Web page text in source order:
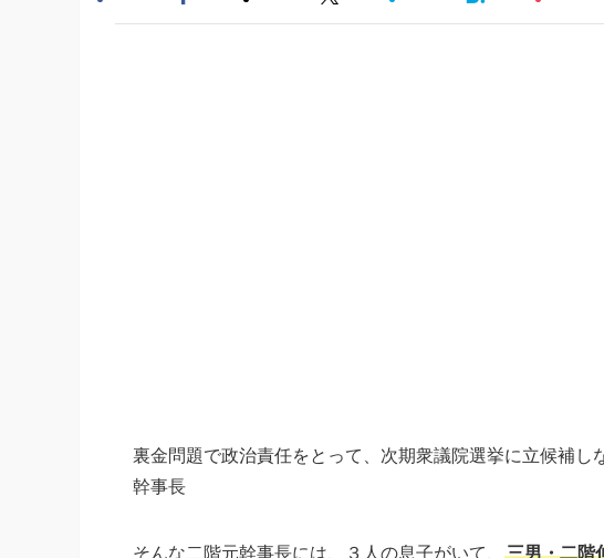
裏金問題で政治責任をとって、次期衆議院選挙に立候補
幹事長
そんな二階元幹事長には、３人の息子がいて、
三男・二階